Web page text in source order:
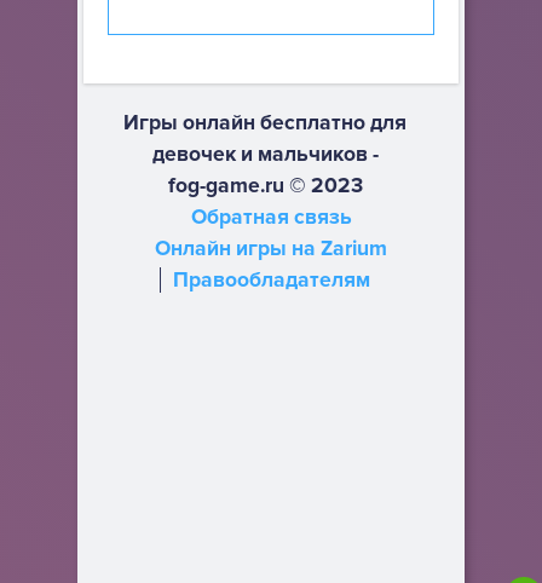
Игры онлайн бесплатно для
девочек и мальчиков -
fog-game.ru © 2023
Обратная связь
Онлайн игры на Zarium
Правообладателям